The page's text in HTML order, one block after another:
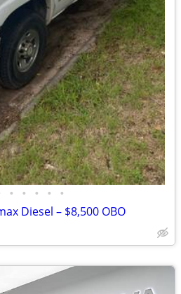
• • • • •
Diesel – $8,500 OBO